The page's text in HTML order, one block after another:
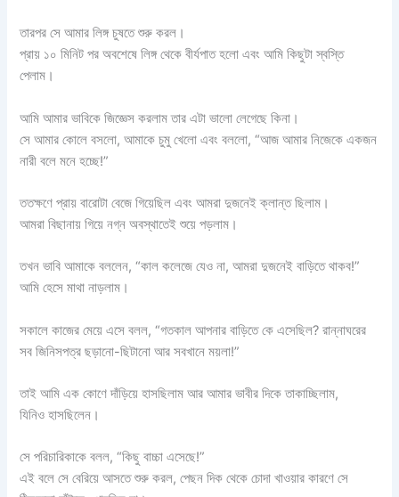
তারপর সে আমার লিঙ্গ চুষতে শুরু করল।
প্রায় ১০ মিনিট পর অবশেষে লিঙ্গ থেকে বীর্যপাত হলো এবং আমি কিছুটা স্বস্তি
পেলাম।
আমি আমার ভাবিকে জিজ্ঞেস করলাম তার এটা ভালো লেগেছে কিনা।
সে আমার কোলে বসলো, আমাকে চুমু খেলো এবং বললো, “আজ আমার নিজেকে একজন
নারী বলে মনে হচ্ছে!”
ততক্ষণে প্রায় বারোটা বেজে গিয়েছিল এবং আমরা দুজনেই ক্লান্ত ছিলাম।
আমরা বিছানায় গিয়ে নগ্ন অবস্থাতেই শুয়ে পড়লাম।
তখন ভাবি আমাকে বললেন, “কাল কলেজে যেও না, আমরা দুজনেই বাড়িতে থাকব!”
আমি হেসে মাথা নাড়লাম।
সকালে কাজের মেয়ে এসে বলল, “গতকাল আপনার বাড়িতে কে এসেছিল? রান্নাঘরের
সব জিনিসপত্র ছড়ানো-ছিটানো আর সবখানে ময়লা!”
তাই আমি এক কোণে দাঁড়িয়ে হাসছিলাম আর আমার ভাবীর দিকে তাকাচ্ছিলাম,
যিনিও হাসছিলেন।
সে পরিচারিকাকে বলল, “কিছু বাচ্চা এসেছে!”
এই বলে সে বেরিয়ে আসতে শুরু করল, পেছন দিক থেকে চোদা খাওয়ার কারণে সে